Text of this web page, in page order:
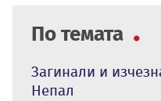
По темата
Загинали и
Непал